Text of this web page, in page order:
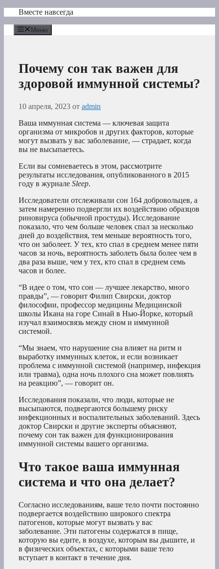
Перейти
содержимому
Вместе навсегда
Меню
Почему сон так важен для
здоровой иммунной системы?
10 апреля, 2023 от admin
Ваша иммунная система — ключевая защита
организма от микробов и других факторов, которые
могут вызвать у вас заболевание, — страдает, когда
вы не высыпаетесь.
Если вы сомневаетесь в этом, рассмотрите
результаты исследования, опубликованного в 2015
году в журнале Sleep.
Исследователи отслеживали сон 164 добровольцев, а
затем намеренно подвергли их воздействию образцов
риновируса (обычной простуды). Исследование
показало, что чем больше человек спал за несколько
дней до воздействия, тем меньше вероятность того,
что он заболеет. У тех, кто спал в среднем менее пяти
часов за ночь, вероятность заболеть была более чем в
два раза выше, чем у тех, кто спал в среднем семь
часов и более.
“В идее о том, что сон — лучшее лекарство, много
правды”, — говорит Филип Свирски, доктор
философии, профессор медицины Медицинской
школы Икана на горе Синай в Нью-Йорке, который
изучал взаимосвязь между сном и иммунной
системой.
“Мы знаем, что нарушение сна влияет на ритм и
выработку иммунных клеток, и если возникает
проблема с иммунной системой (например, инфекция
или травма), одна ночь плохого сна может повлиять
на реакцию”, — говорит он.
Исследования показали, что люди, которые не
высыпаются, подвергаются большему риску
инфекционных и воспалительных заболеваний. Здесь
доктор Свирски и другие эксперты объясняют,
почему сон так важен для функционирования
иммунной системы вашего организма.
Что такое ваша иммунная
система и что она делает?
Согласно исследованиям, ваше тело почти постоянно
подвергается воздействию широкого спектра
патогенов, которые могут вызвать у вас
заболевание. Эти патогены содержатся в пище,
которую вы едите, в воздухе, которым вы дышите, и
в физических объектах, с которыми ваше тело
вступает в контакт в течение дня.